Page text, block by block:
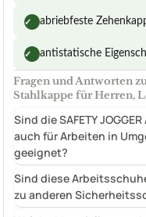
✓ abriebfeste
✓ antistatische
Fragen und Antworten
Stahlkappe für Herren,
Sind die SAFETY
auch für Arbeiten in
geeignet?
Sind diese
zu anderen